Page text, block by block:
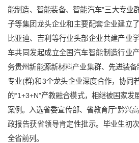
能制造、智能装备、智能汽车”三大专业
子等集团龙头企业和主要配套企业建立
比亚迪、吉利等行业头部企业共建产业
车共同发起成立全国汽车智能制造行业
务贵州新能源新材料产业集群、先进装
专业(群)和3个龙头企业深度合作，协同
的“1+3+N”产教融合模式，相继被国家发
案例。入选省委宣传部、省教育厅“黔兴
政报告获省领导肯定性批示。毕业生初
全省前列。